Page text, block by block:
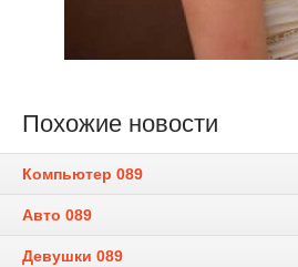
Похожие новости
Компьютер 089
Авто 089
Девушки 089